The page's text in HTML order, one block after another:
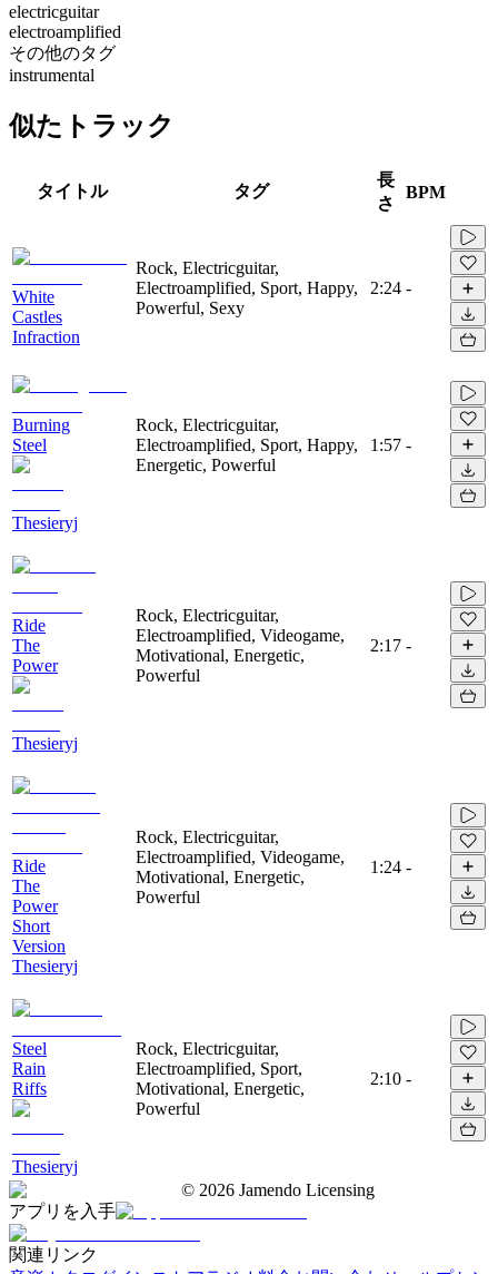
electricguitar
electroamplified
その他のタグ
instrumental
似たトラック
タイトル タグ
長
さ
BPM
White
Castles
Infraction
Rock, Electricguitar,
Electroamplified, Sport, Happy,
Powerful, Sexy
2:24 -
Burning
Steel
Thesieryj
Rock, Electricguitar,
Electroamplified, Sport, Happy,
Energetic, Powerful
1:57 -
Ride
The
Power
Thesieryj
Rock, Electricguitar,
Electroamplified, Videogame,
Motivational, Energetic,
Powerful
2:17 -
Ride
The
Power
Short
Version
Thesieryj
Rock, Electricguitar,
Electroamplified, Videogame,
Motivational, Energetic,
Powerful
1:24 -
Steel
Rain
Riffs
Thesieryj
Rock, Electricguitar,
Electroamplified, Sport,
Motivational, Energetic,
Powerful
2:10 -
© 2026 Jamendo Licensing
アプリを入手
関連リンク